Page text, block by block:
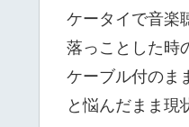
ケータイで音楽
落っことした時
ケーブル付のま
と悩んだまま現